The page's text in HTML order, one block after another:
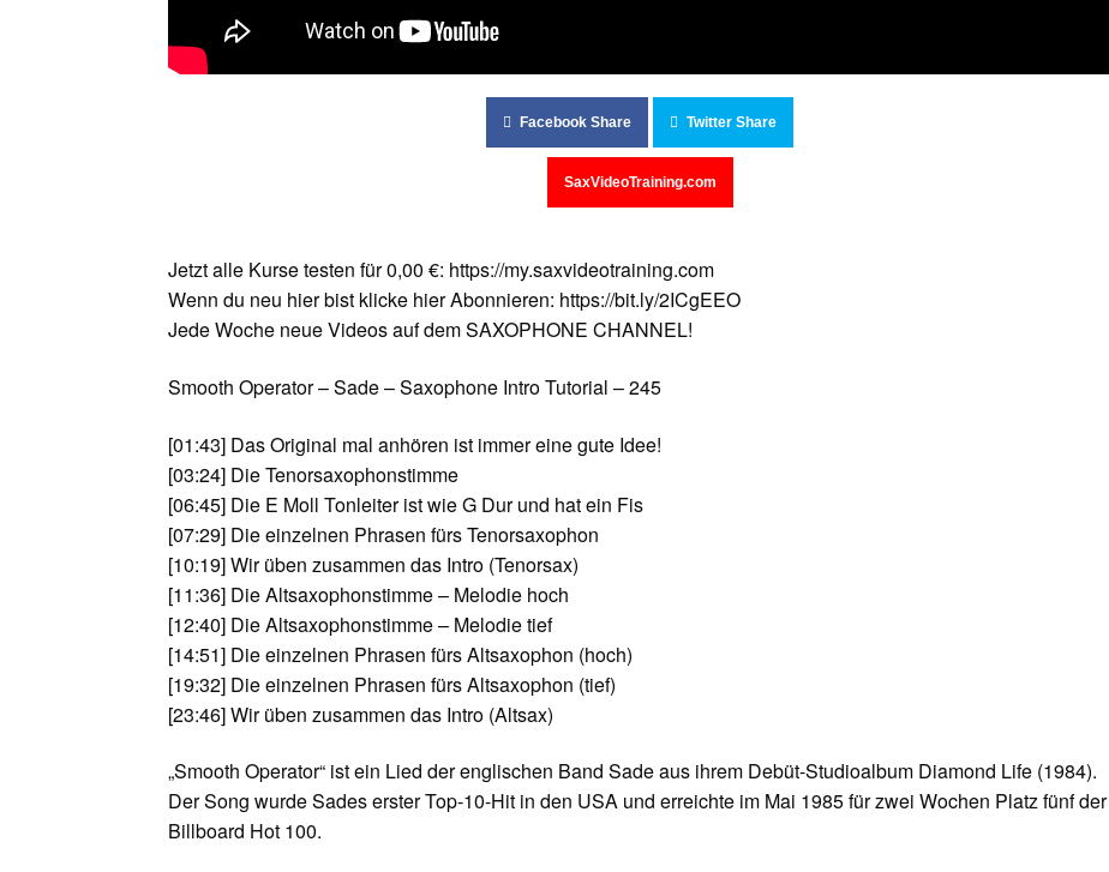
Facebook Share Twitter Share
SaxVideoTraining.com
Jetzt alle Kurse testen für 0,00 €: https://my.saxvideotraining.com
Wenn du neu hier bist klicke hier Abonnieren: https://bit.ly/2ICgEEO
Jede Woche neue Videos auf dem SAXOPHONE CHANNEL!
Smooth Operator – Sade – Saxophone Intro Tutorial – 245
[01:43] Das Original mal anhören ist immer eine gute Idee!
[03:24] Die Tenorsaxophonstimme
[06:45] Die E Moll Tonleiter ist wie G Dur und hat ein Fis
[07:29] Die einzelnen Phrasen fürs Tenorsaxophon
[10:19]Wir üben zusammen das Intro (Tenorsax)
[11:36] Die Altsaxophonstimme – Melodie hoch
[12:40] Die Altsaxophonstimme – Melodie tief
[14:51] Die einzelnen Phrasen fürs Altsaxophon (hoch)
[19:32] Die einzelnen Phrasen fürs Altsaxophon (tief)
[23:46]Wir üben zusammen das Intro (Altsax)
„Smooth Operator“ ist ein Lied der englischen Band Sade aus ihrem Debüt-Studioalbum Diamond Life (1984).
Der Song wurde Sades erster Top-10-Hit in den USA und erreichte im Mai 1985 für zwei Wochen Platz fünf der
Billboard Hot 100.